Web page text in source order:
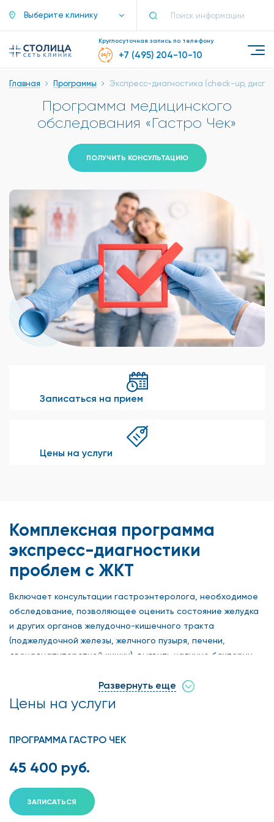
Выберите клинику
Круглосуточная запись по телефону
+7 (495) 204-10-10
Главная Программы Экспресс-диагностика (check-up,
Программа медицинского
обследования «Гастро Чек»
ПОЛУЧИТЬ КОНСУЛЬТАЦИЮ
Записаться на прием
Цены на услуги
Комплексная программа
экспресс-диагностики
проблем с ЖКТ
Включает консультации гастроэнтеролога, необходимое
обследование, позволяющее оценить состояние желудка
и других органов желудочно-кишечного тракта
(поджелудочной железы, желчного пузыря, печени,
двенадцатиперстной кишки), выявить наличие бактерии
желудка, исключить онкологическую патологию.
Диагностика
Развернуть еще
Цены на услуги
ПРОГРАММА ГАСТРО ЧЕК
45 400 руб.
ЗАПИСАТЬСЯ